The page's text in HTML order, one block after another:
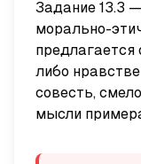
Задание 13.3
морально-
предлагается
либо
совесть,
мысли